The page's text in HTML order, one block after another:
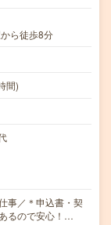
ら徒歩8分
間)
事／＊申込書・契
るので安心！…